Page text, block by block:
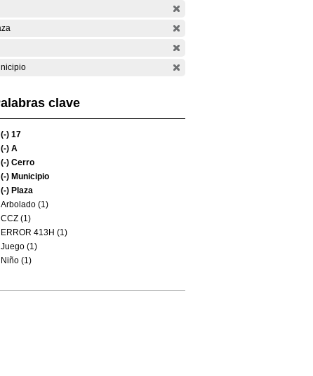
clave
(-) 17
(-) A
(-) Cerro
(-) Municipio
(-) Plaza
Arbolado (1)
CCZ (1)
ERROR 413H (1)
Juego (1)
Niño (1)